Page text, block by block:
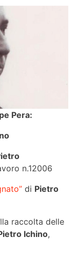
Pera:
n.12006
di Pietro
raccolta delle
Ichino,